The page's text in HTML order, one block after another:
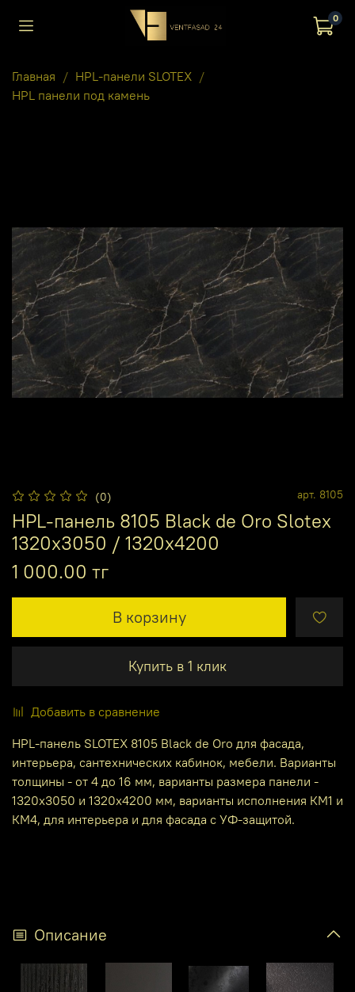
0
Главная
HPL-панели SLOTEX
HPL панели под камень
(0) арт. 8105
HPL-панель 8105 Black de Oro Slotex
1320х3050 / 1320х4200
1 000.00 тг
В корзину
Купить в 1 клик
Добавить в сравнение
HPL-панель SLOTEX 8105 Black de Oro для фасада,
интерьера, сантехнических кабинок, мебели. Варианты
толщины - от 4 до 16 мм, варианты размера панели -
1320х3050 и 1320х4200 мм, варианты исполнения КМ1 и
КМ4, для интерьера и для фасада с УФ-защитой.
Описание